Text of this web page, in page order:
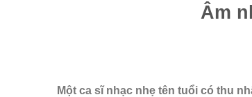
Âm
Một ca sĩ nhạc nhẹ tên tuổi có thu